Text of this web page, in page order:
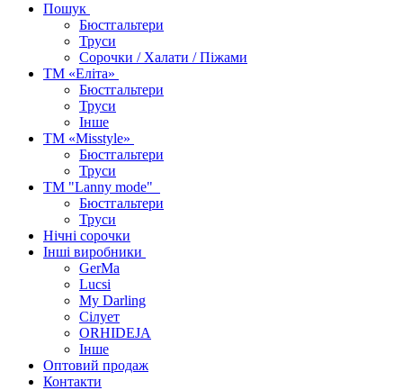
Пошук
Бюстгальтери
Труси
Сорочки / Халати / Піжами
ТМ «Еліта»
Бюстгальтери
Труси
Інше
ТМ «Misstyle»
Бюстгальтери
Труси
ТМ "Lanny mode"
Бюстгальтери
Труси
Нічні сорочки
Інші виробники
GerMa
Lucsi
My Darling
Сілует
ORHIDEJA
Інше
Оптовий продаж
Контакти